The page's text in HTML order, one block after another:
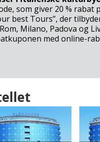
som giver 20 %
best Tours”, der
Milano, Padova og
med online-
Gul =
er
ledig (kan
reserveres -
et stort poolanlæg,
og udendørs bassiner:
hotel - endnu! Har du
i kommentarfeltet herunder.
besvares